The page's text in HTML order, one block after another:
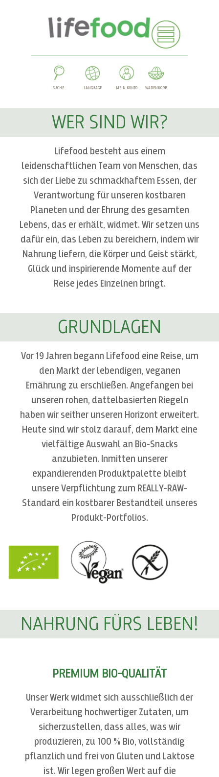
SUCHE LANGUAGE MEIN KONTO WARENKORB
WER SIND WIR?
Lifefood besteht aus einem
leidenschaftlichen Team von Menschen, das
sich der Liebe zu schmackhaftem Essen, der
Verantwortung für unseren kostbaren
Planeten und der Ehrung des gesamten
Lebens, das er erhält, widmet. Wir setzen uns
dafür ein, das Leben zu bereichern, indem wir
Nahrung liefern, die Körper und Geist stärkt,
Glück und inspirierende Momente auf der
Reise jedes Einzelnen bringt.
GRUNDLAGEN
Vor 19 Jahren begann Lifefood eine Reise, um
den Markt der lebendigen, veganen
Ernährung zu erschließen. Angefangen bei
unseren rohen, dattelbasierten Riegeln
haben wir seither unseren Horizont erweitert.
Heute sind wir stolz darauf, dem Markt eine
vielfältige Auswahl an Bio-Snacks
anzubieten. Inmitten unserer
expandierenden Produktpalette bleibt
unsere Verpflichtung zum REALLY-RAW-
Standard ein kostbarer Bestandteil unseres
Produkt-Portfolios.
NAHRUNG FÜRS LEBEN!
PREMIUM BIO-QUALITÄT
Unser Werk widmet sich ausschließlich der
Verarbeitung hochwertiger Zutaten, um
sicherzustellen, dass alles, was wir
produzieren, zu 100 % Bio, vollständig
pflanzlich und frei von Gluten und Laktose
ist. Wir legen großen Wert auf die